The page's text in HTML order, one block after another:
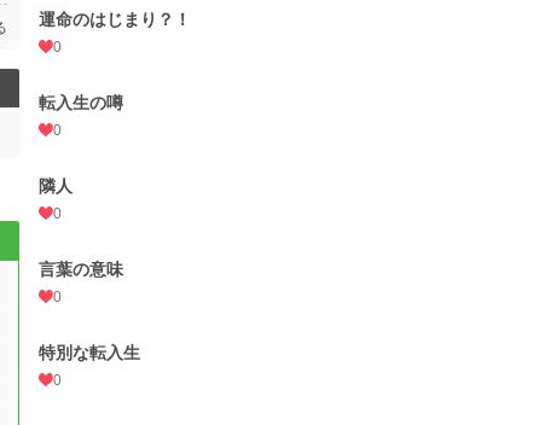
運命のはじまり？！
0
転入生の噂
0
隣人
0
言葉の意味
0
特別な転入生
0